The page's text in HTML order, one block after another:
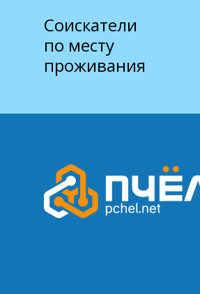
Соискатели
по месту
проживания